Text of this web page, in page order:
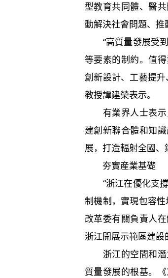
型教育共同體、醫
動解決社會問題、推
“高質量發展受
等要素的制約。值
創新設計、工藝提
教授譚建榮表示。
有業界人士表
建創新聯合體和知
展，打造輻射全國、
夯實産業基礎
“浙江在優化支
制機制，實現包容
改革委有關負責人
浙江開展示範區建設
浙江的空間和
質量發展的根基。